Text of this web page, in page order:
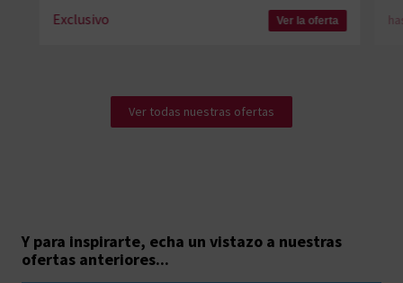
Exclusivo Ver la oferta
Ver todas nuestras ofertas
Y para inspirarte, echa un vistazo a nuestras
ofertas anteriores...